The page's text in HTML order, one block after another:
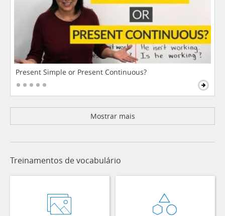
Present Simple or Present Continuous?
Mostrar mais
Treinamentos de vocabulário